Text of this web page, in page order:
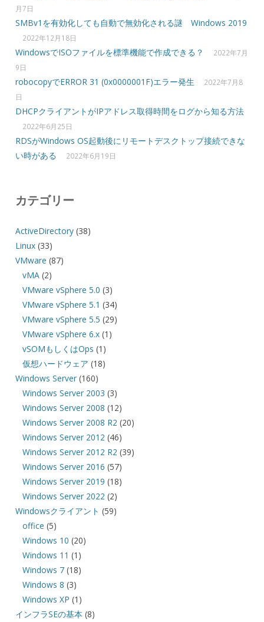
月7日
SMBv1を有効化しても自動で無効化される謎 Windows 2019
2022年12月18日
WindowsでISOファイルを標準機能で作成できる？
2022年7月
9日
robocopyでERROR 31 (0x0000001F)エラー発生
2022年7月8
日
DHCPクライアントがIPアドレス取得時間をログから知る方法
2022年6月25日
RDSがWindows OS起動後にリモートデスクトップ接続できな
い時がある
2022年6月19日
カテゴリー
ActiveDirectory(38)
Linux(33)
VMware (87)
vMA (2)
VMware vSphere 5.0 (3)
VMware vSphere 5.1 (34)
VMware vSphere 5.5 (29)
VMware vSphere 6.x (1)
vSOMもしくはOps (1)
仮想ハードウェア (18)
Windows Server(160)
Windows Server 2003 (3)
Windows Server 2008 (12)
Windows Server 2008 R2 (20)
Windows Server 2012 (46)
Windows Server 2012 R2 (39)
Windows Server 2016 (57)
Windows Server 2019 (18)
Windows Server 2022 (2)
Windowsクライアント (59)
office (5)
Windows 10 (20)
Windows 11 (1)
Windows 7 (18)
Windows 8 (3)
Windows XP (1)
インフラSEの基本 (8)